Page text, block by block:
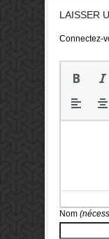
LAISSER
Connectez-
Nom